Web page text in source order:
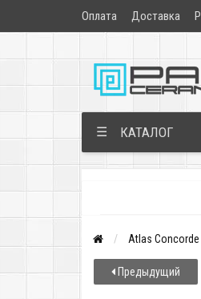
Оплата Доставка
☰ КАТАЛОГ
Atlas Concorde
Предыдущий